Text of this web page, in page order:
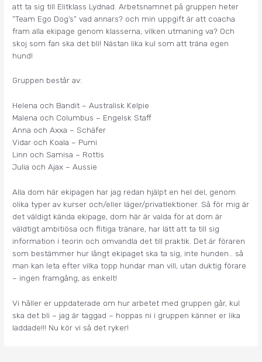
att ta sig till Elitklass Lydnad. Arbetsnamnet på gruppen heter
”Team Ego Dog’s” vad annars? och min uppgift är att coacha
fram alla ekipage genom klasserna, vilken utmaning va? Och
skoj som fan ska det bli! Nästan lika kul som att träna egen
hund!
Gruppen består av:
Helena och Bandit – Australisk Kelpie
Malena och Columbus – Engelsk Staff
Anna och Axxa – Schäfer
Vidar och Koala – Pumi
Linn och Samisa – Rottis
Julia och Ajax – Aussie
Alla dom här ekipagen har jag redan hjälpt en hel del, genom
olika typer av kurser och/eller läger/privatlektioner. Så för mig är
det väldigt kända ekipage, dom här är valda för at dom är
väldtigt ambitiösa och flitiga tränare, har lätt att ta till sig
information i teorin och omvandla det till praktik. Det är föraren
som bestämmer hur långt ekipaget ska ta sig, inte hunden… så
man kan leta efter vilka topp hundar man vill, utan duktig förare
– ingen framgång, as enkelt!
Vi håller er uppdaterade om hur arbetet med gruppen går, kul
ska det bli – jag är taggad – hoppas ni i gruppen känner er lika
laddade!!! Nu kör vi så det ryker!